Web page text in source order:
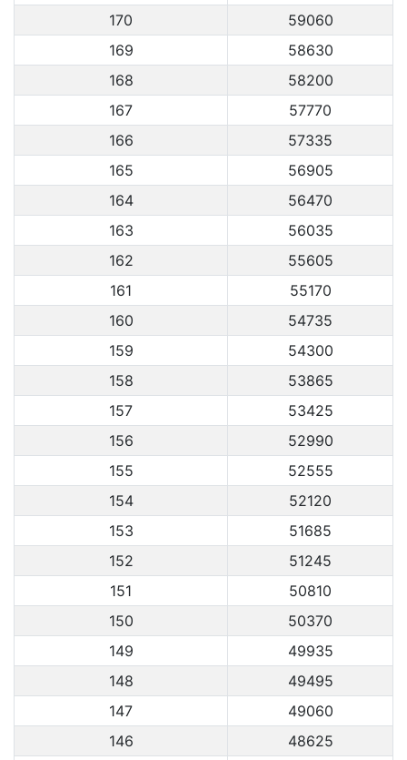
170
59060
169
58630
168
58200
167
57770
166
57335
165
56905
164
56470
163
56035
162
55605
161
55170
160
54735
159
54300
158
53865
157
53425
156
52990
155
52555
154
52120
153
51685
152
51245
151
50810
150
50370
149
49935
148
49495
147
49060
146
48625